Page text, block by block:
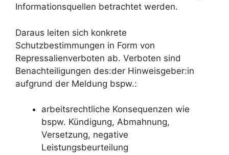
Informationsquellen betrachtet werden.
Daraus leiten sich konkrete
Schutzbestimmungen in Form von
Repressalienverboten ab. Verboten sind
Benachteiligungen des:der Hinweisgeber:in
aufgrund der Meldung bspw.:
arbeitsrechtliche Konsequenzen wie
bspw. Kündigung, Abmahnung,
Versetzung, negative
Leistungsbeurteilung